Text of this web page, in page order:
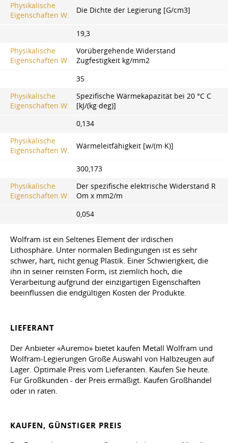
Physikalische
Eigenschaften W:
Die Dichte der Legierung [G/cm3]
19,3
Physikalische
Eigenschaften W:
Vorübergehende Widerstand
Zugfestigkeit kg/mm2
35
Physikalische
Eigenschaften W:
Spezifische Wärmekapazität bei 20 °C C
[kJ/(kg·deg)]
0,134
Physikalische
Eigenschaften W:
Wärmeleitfähigkeit [w/(m·K)]
300,173
Physikalische
Eigenschaften W:
Der spezifische elektrische Widerstand R
Om x mm2/m
0,054
Wolfram ist ein Seltenes Element der irdischen
Lithosphäre. Unter normalen Bedingungen ist es sehr
schwer, hart, nicht genug Plastik. Einer Schwierigkeit, die
ihn in seiner reinsten Form, ist ziemlich hoch, die
Verarbeitung aufgrund der einzigartigen Eigenschaften
beeinflussen die endgültigen Kosten der Produkte.
LIEFERANT
Der Anbieter «Auremo» bietet kaufen Metall Wolfram und
Wolfram-Legierungen Große Auswahl von Halbzeugen auf
Lager. Optimale Preis vom Lieferanten. Kaufen Sie heute.
Für Großkunden - der Preis ermäßigt. Kaufen Großhandel
oder in raten.
KAUFEN, GÜNSTIGER PREIS